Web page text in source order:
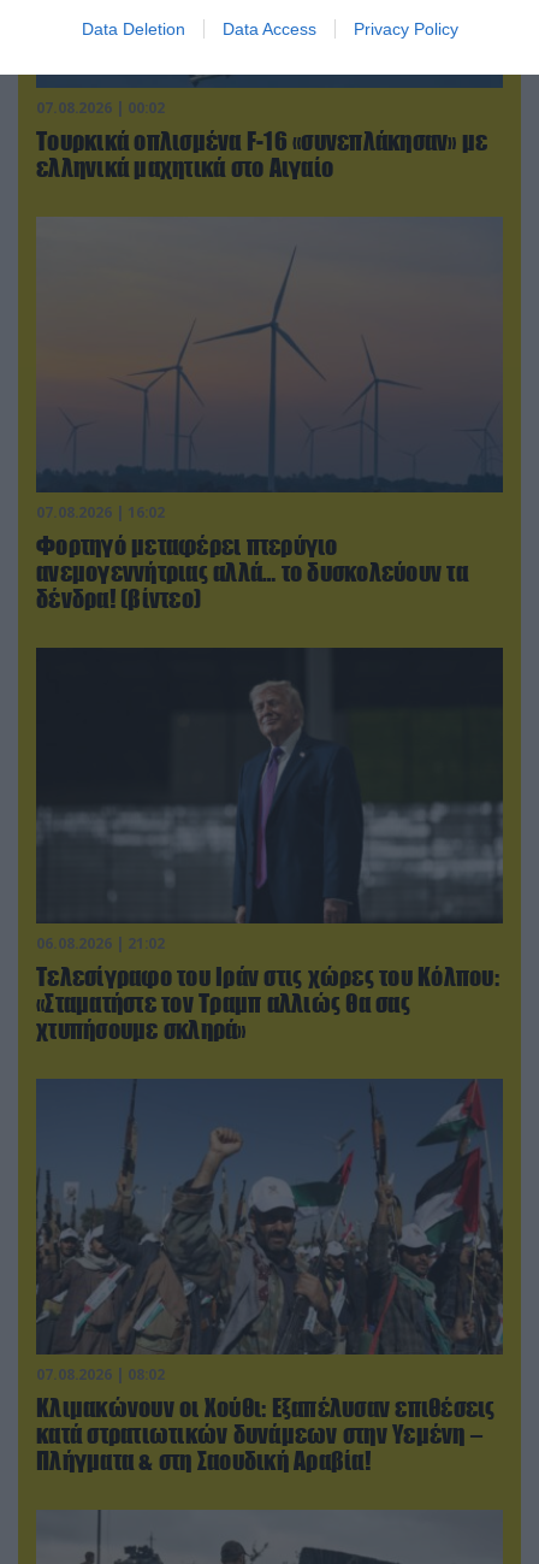
Data Deletion Data Access Privacy Policy
07.08.2026 | 00:02
Τουρκικά οπλισμένα F-16 «συνεπλάκησαν» με
ελληνικά μαχητικά στο Αιγαίο
07.08.2026 | 16:02
Φορτηγό μεταφέρει πτερύγιο
ανεμογεννήτριας αλλά… το δυσκολεύουν τα
δένδρα! (βίντεο)
06.08.2026 | 21:02
Τελεσίγραφο του Ιράν στις χώρες του Κόλπου:
«Σταματήστε τον Τραμπ αλλιώς θα σας
χτυπήσουμε σκληρά»
07.08.2026 | 08:02
Κλιμακώνουν οι Χούθι: Eξαπέλυσαν επιθέσεις
κατά στρατιωτικών δυνάμεων στην Υεμένη –
Πλήγματα & στη Σαουδική Αραβία!